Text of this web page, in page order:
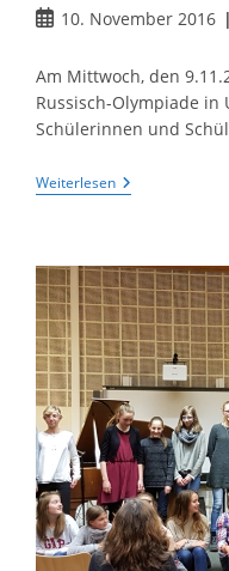
Beitrag10. November 2016
Am Mittwoch, den
Russisch-Olympiade in
Schülerinnen und
WeiterlesenSilbermedaille
Bei